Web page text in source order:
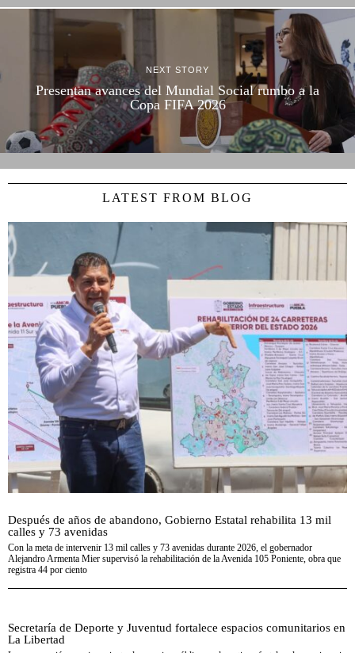
NEXT STORY
Presentan avances del Mundial Social rumbo a la
Copa FIFA 2026
LATEST FROM BLOG
Después de años de abandono, Gobierno Estatal rehabilita 13 mil
calles y 73 avenidas
Con la meta de intervenir 13 mil calles y 73 avenidas durante 2026, el gobernador
Alejandro Armenta Mier supervisó la rehabilitación de la Avenida 105 Poniente, obra que
registra 44 por ciento
Secretaría de Deporte y Juventud fortalece espacios comunitarios en
La Libertad